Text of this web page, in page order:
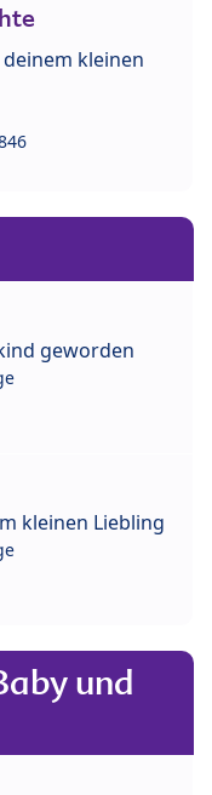
kleinen
geworden
kleinen Liebling
und